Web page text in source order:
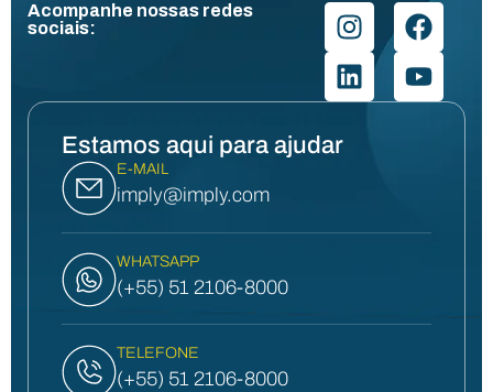
Acompanhe nossas redes
sociais:
Estamos aqui para ajudar
E-MAIL
imply@imply.com
WHATSAPP
(+55) 51 2106-8000
TELEFONE
(+55) 51 2106-8000